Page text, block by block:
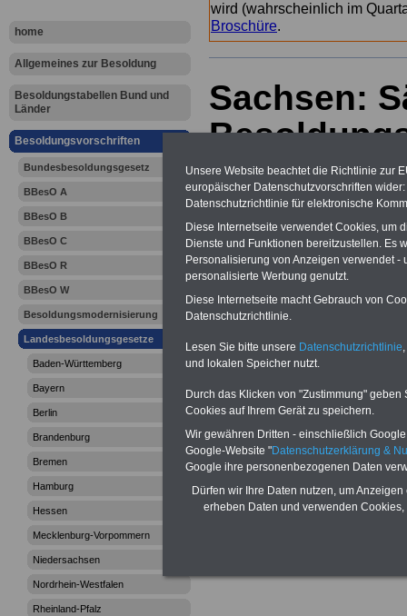
home
Allgemeines zur Besoldung
Besoldungstabellen Bund und
Länder
Besoldungsvorschriften
Bundesbesoldungsgesetz
BBesO A
BBesO B
BBesO C
BBesO R
BBesO W
Besoldungsmodernisierung
Landesbesoldungsgesetze
Baden-Württemberg
Bayern
Berlin
Brandenburg
Bremen
Hamburg
Hessen
Mecklenburg-Vorpommern
Niedersachsen
Nordrhein-Westfalen
Rheinland-Pfalz
wird (wahrscheinlich im
Broschüre.
Sachsen:
Besoldung
>>>zur
Unsere Website beachtet die Richtlinie zur
europäischer Datenschutzvorschriften
Datenschutzrichtlinie für elektronische
Diese Internetseite verwendet Cookies, um
Dienste und Funktionen bereitzustellen. Es
Personalisierung von Anzeigen verwendet
personalisierte Werbung genutzt.
Diese Internetseite macht Gebrauch von
Datenschutzrichtlinie.
Lesen Sie bitte unsere Datenschutzrichtlinie
und lokalen Speicher nutzt.
Durch das Klicken von "Zustimmung"
Cookies auf Ihrem Gerät zu speichern.
Wir gewähren Dritten - einschließlich
Google-Website "Datenschutzerklärung &
Google ihre personenbezogenen Daten
Dürfen wir Ihre Daten nutzen, um
erheben Daten und verwenden